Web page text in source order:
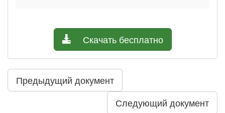
Скачать бесплатно
Предыдущий документ
Следующий документ